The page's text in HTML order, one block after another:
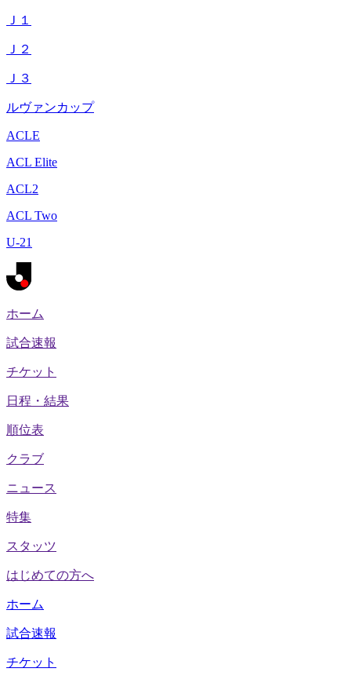
Ｊ１
Ｊ２
Ｊ３
ルヴァンカップ
ACLE
ACL Elite
ACL2
ACL Two
U-21
ホーム
試合速報
チケット
日程・結果
順位表
クラブ
ニュース
特集
スタッツ
はじめての方へ
ホーム
試合速報
チケット